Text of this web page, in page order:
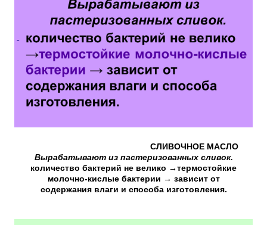
СЛИВОЧНОЕ МАСЛО
Вырабатывают из пастеризованных сливок.
количество бактерий не велико →термостойкие
молочно-кислые бактерии → зависит от
содержания влаги и способа изготовления.